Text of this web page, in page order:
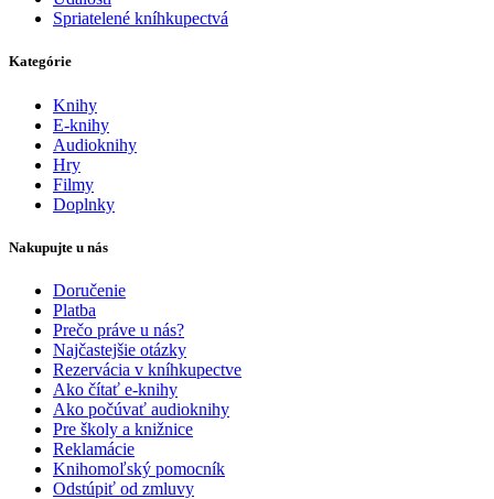
Spriatelené kníhkupectvá
Kategórie
Knihy
E-knihy
Audioknihy
Hry
Filmy
Doplnky
Nakupujte u nás
Doručenie
Platba
Prečo práve u nás?
Najčastejšie otázky
Rezervácia v kníhkupectve
Ako čítať e-knihy
Ako počúvať audioknihy
Pre školy a knižnice
Reklamácie
Knihomoľský pomocník
Odstúpiť od zmluvy